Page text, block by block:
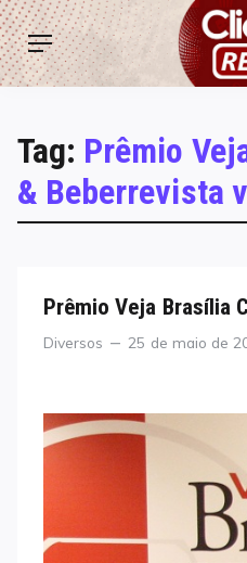
Skip
to
content
Menu
Tag: Prêmio
& Beberrevista
Prêmio Veja Brasília
Categories
Diversos
Posted
25 de maio de